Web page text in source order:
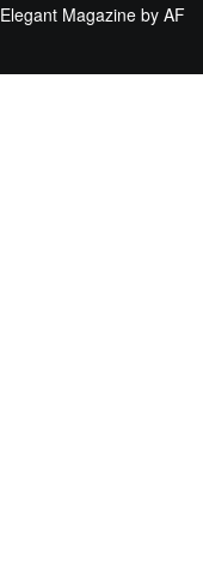
Elegant Magazineby AF